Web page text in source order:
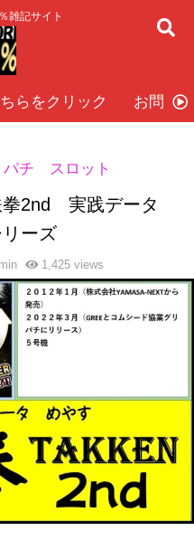
雑記サイト
らをクリック お問い
パチ スロット
2nd 実践データ
ーズ
1,425views